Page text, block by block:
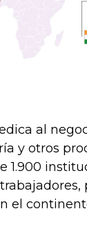
al
y otros
1.900
el